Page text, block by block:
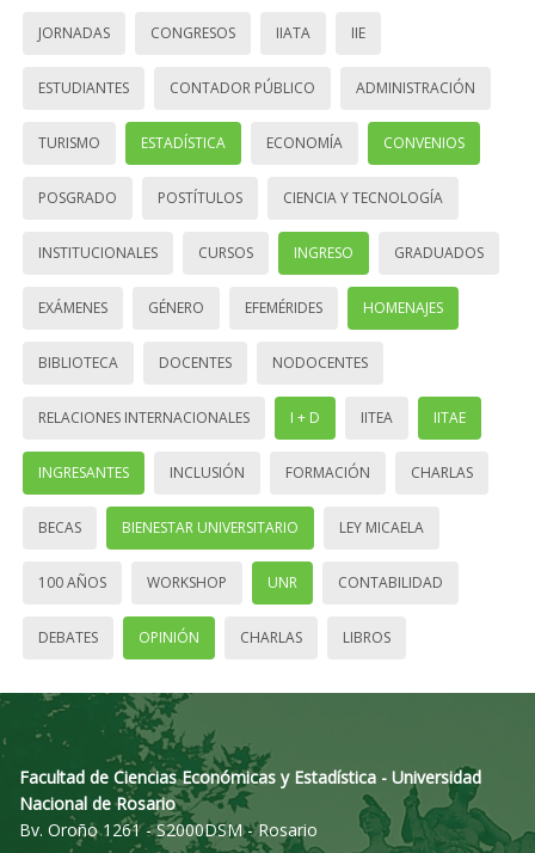
JORNADAS CONGRESOS IIATA IIE
ESTUDIANTES CONTADOR PÚBLICO ADMINISTRACIÓN
TURISMO ESTADÍSTICA ECONOMÍA CONVENIOS
POSGRADO POSTÍTULOS CIENCIA Y TECNOLOGÍA
INSTITUCIONALES CURSOS INGRESO GRADUADOS
EXÁMENES GÉNERO EFEMÉRIDES HOMENAJES
BIBLIOTECA DOCENTES NODOCENTES
RELACIONES INTERNACIONALES I + D IITEA IITAE
INGRESANTES INCLUSIÓN FORMACIÓN CHARLAS
BECAS BIENESTAR UNIVERSITARIO LEY MICAELA
100 AÑOS WORKSHOP UNR CONTABILIDAD
DEBATES OPINIÓN CHARLAS LIBROS
Facultad de Ciencias Económicas y Estadística - Universidad
Nacional de Rosario
Bv. Oroño 1261 - S2000DSM - Rosario